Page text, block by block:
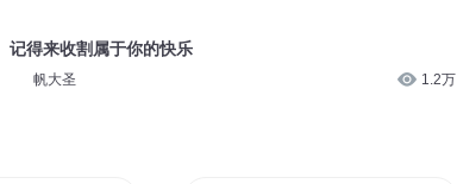
记得来收割属于你的快乐
帆大圣 1.2万